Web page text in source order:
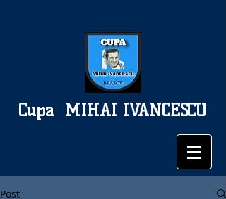
MIHAI IVANCESCU
Cupa
Post